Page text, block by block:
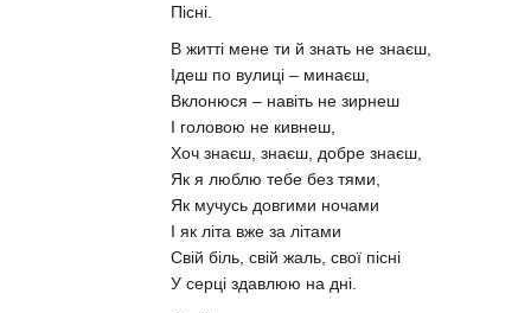
Пісні.
В житті мене ти й знать не знаєш,
Ідеш по вулиці – минаєш,
Вклонюся – навіть не зирнеш
І головою не кивнеш,
Хоч знаєш, знаєш, добре знаєш,
Як я люблю тебе без тями,
Як мучусь довгими ночами
І як літа вже за літами
Свій біль, свій жаль, свої пісні
У серці здавлюю на дні.